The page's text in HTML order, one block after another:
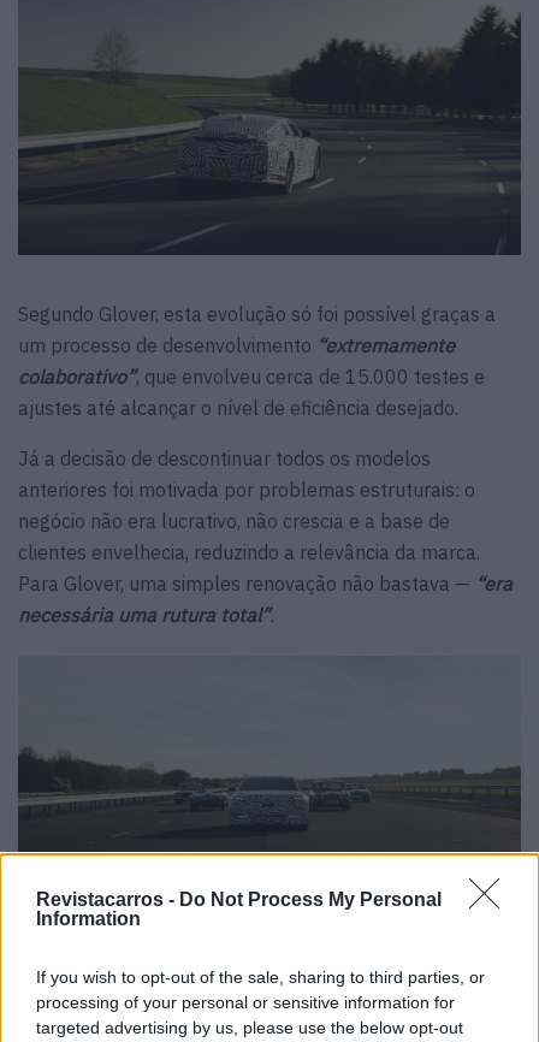
Revistacarros - Do Not Process My Personal
Information
If you wish to opt-out of the sale, sharing to third parties, or
processing of your personal or sensitive information for
targeted advertising by us, please use the below opt-out
Segundo Glover, esta evolução só foi possível graças a
um processo de desenvolvimento “extremamente
colaborativo”, que envolveu cerca de 15.000 testes e
ajustes até alcançar o nível de eficiência desejado.
Já a decisão de descontinuar todos os modelos
anteriores foi motivada por problemas estruturais: o
negócio não era lucrativo, não crescia e a base de
clientes envelhecia, reduzindo a relevância da marca.
Para Glover, uma simples renovação não bastava — “era
necessária uma rutura total”.
A apresentação inicial do novo conceito gerou forte
reação, incluindo críticas intensas. O objetivo, afirma, era